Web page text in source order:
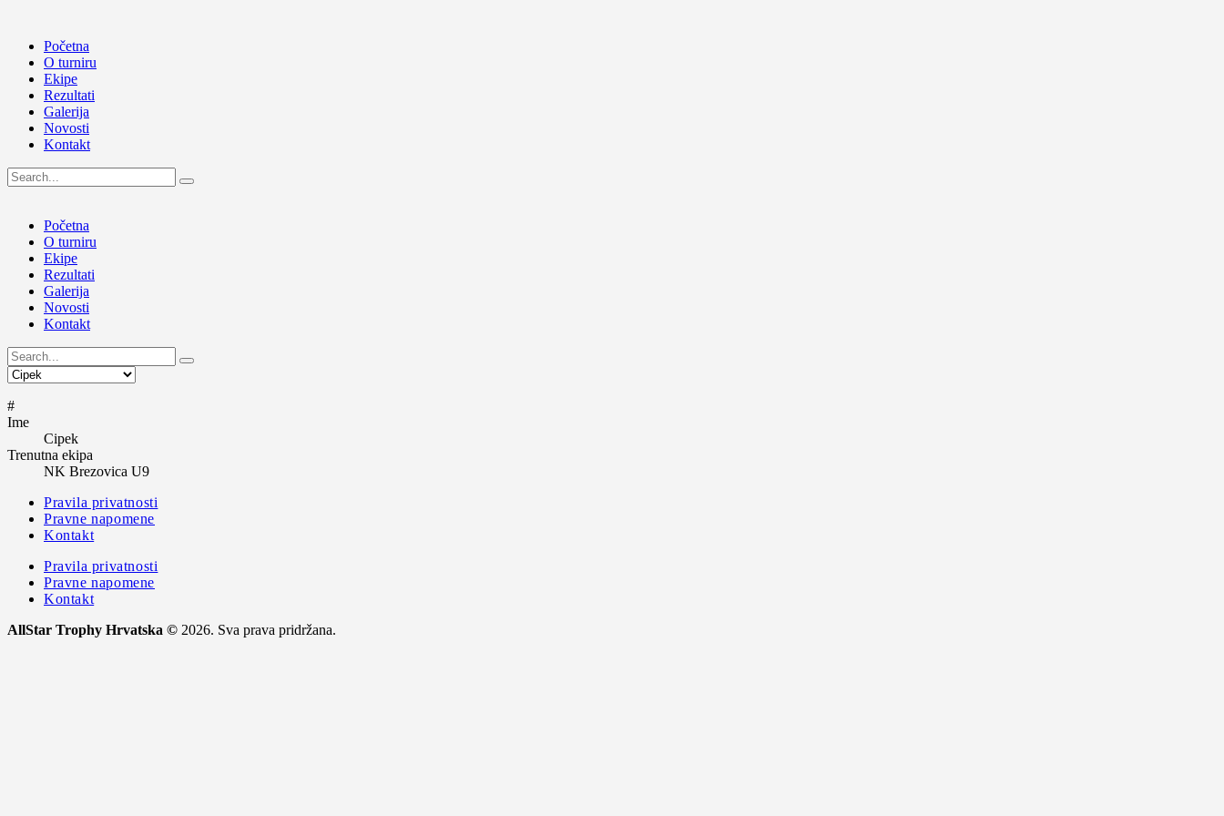
Početna
O turniru
Ekipe
Rezultati
Galerija
Novosti
Kontakt
Početna
O turniru
Ekipe
Rezultati
Galerija
Novosti
Kontakt
#
Ime
Cipek
Trenutna ekipa
NK Brezovica U9
Pravila privatnosti
Pravne napomene
Kontakt
Pravila privatnosti
Pravne napomene
Kontakt
AllStar Trophy Hrvatska © 2026. Sva prava pridržana.